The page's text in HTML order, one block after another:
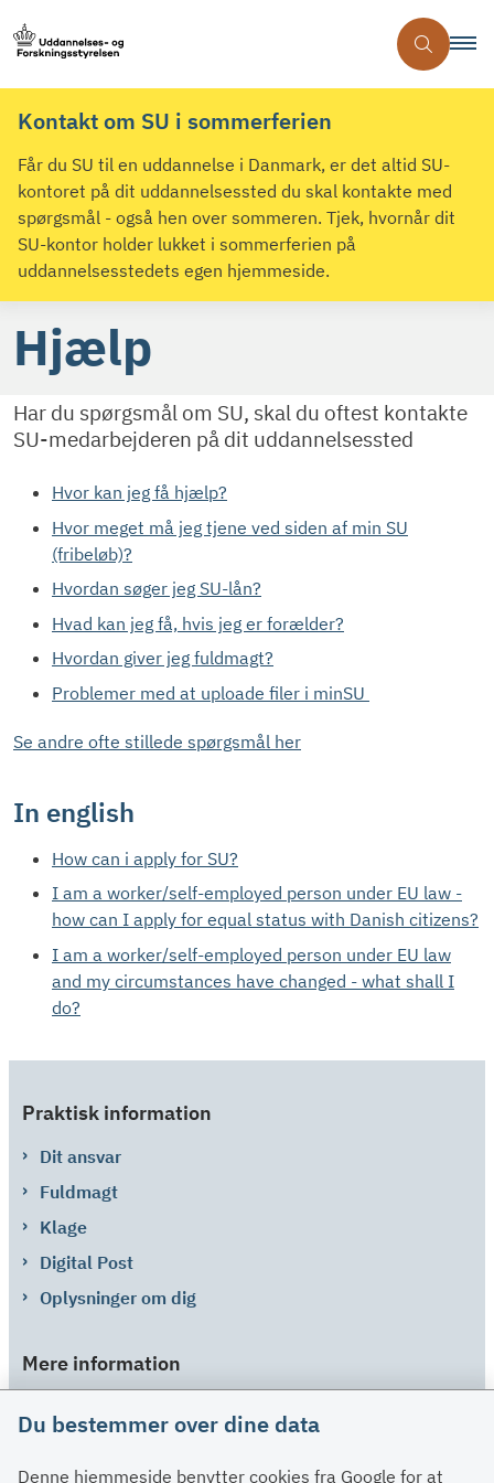
Kontakt om SU i sommerferien
Får du SU til en uddannelse i Danmark, er det altid SU-
kontoret på dit uddannelsessted du skal kontakte med
spørgsmål - også hen over sommeren. Tjek, hvornår dit
SU-kontor holder lukket i sommerferien på
uddannelsesstedets egen hjemmeside.
Hjælp
Har du spørgsmål om SU, skal du oftest kontakte
SU-medarbejderen på dit uddannelsessted
Hvor kan jeg få hjælp?
Hvor meget må jeg tjene ved siden af min SU
(fribeløb)?
Hvordan søger jeg SU-lån?
Hvad kan jeg få, hvis jeg er forælder?
Hvordan giver jeg fuldmagt?
Problemer med at uploade filer i minSU
Se andre ofte stillede spørgsmål her
In english
How can i apply for SU?
I am a worker/self-employed person under EU law -
how can I apply for equal status with Danish citizens?
I am a worker/self-employed person under EU law
and my circumstances have changed - what shall I
do?
Praktisk information
Dit ansvar
Fuldmagt
Klage
Digital Post
Oplysninger om dig
Mere information
Spørgsmål og svar
Du bestemmer over dine data
Denne hjemmeside benytter cookies fra Google for at